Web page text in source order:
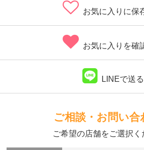
お気に入りに保
お気に入りを確
LINEで送る
ご相談・お問い合
ご希望の店舗をご選択く